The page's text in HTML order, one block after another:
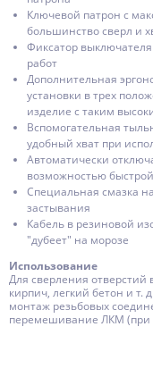
Ключевой патрон с
большинство сверл и
Фиксатор
работ
Дополнительная
установки в трех
изделие с таким
Вспомогательная
удобный хват при
Автоматически
возможностью
Специальная смазка
застывания
Кабель в резиновой
″дубеет″ на морозе
Использование
Для сверления отверстий
кирпич, легкий бетон и т.
монтаж резьбовых
перемешивание ЛКМ (при